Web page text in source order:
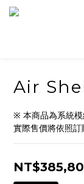
Air
※ 本商品為系統
實際售價將依照訂